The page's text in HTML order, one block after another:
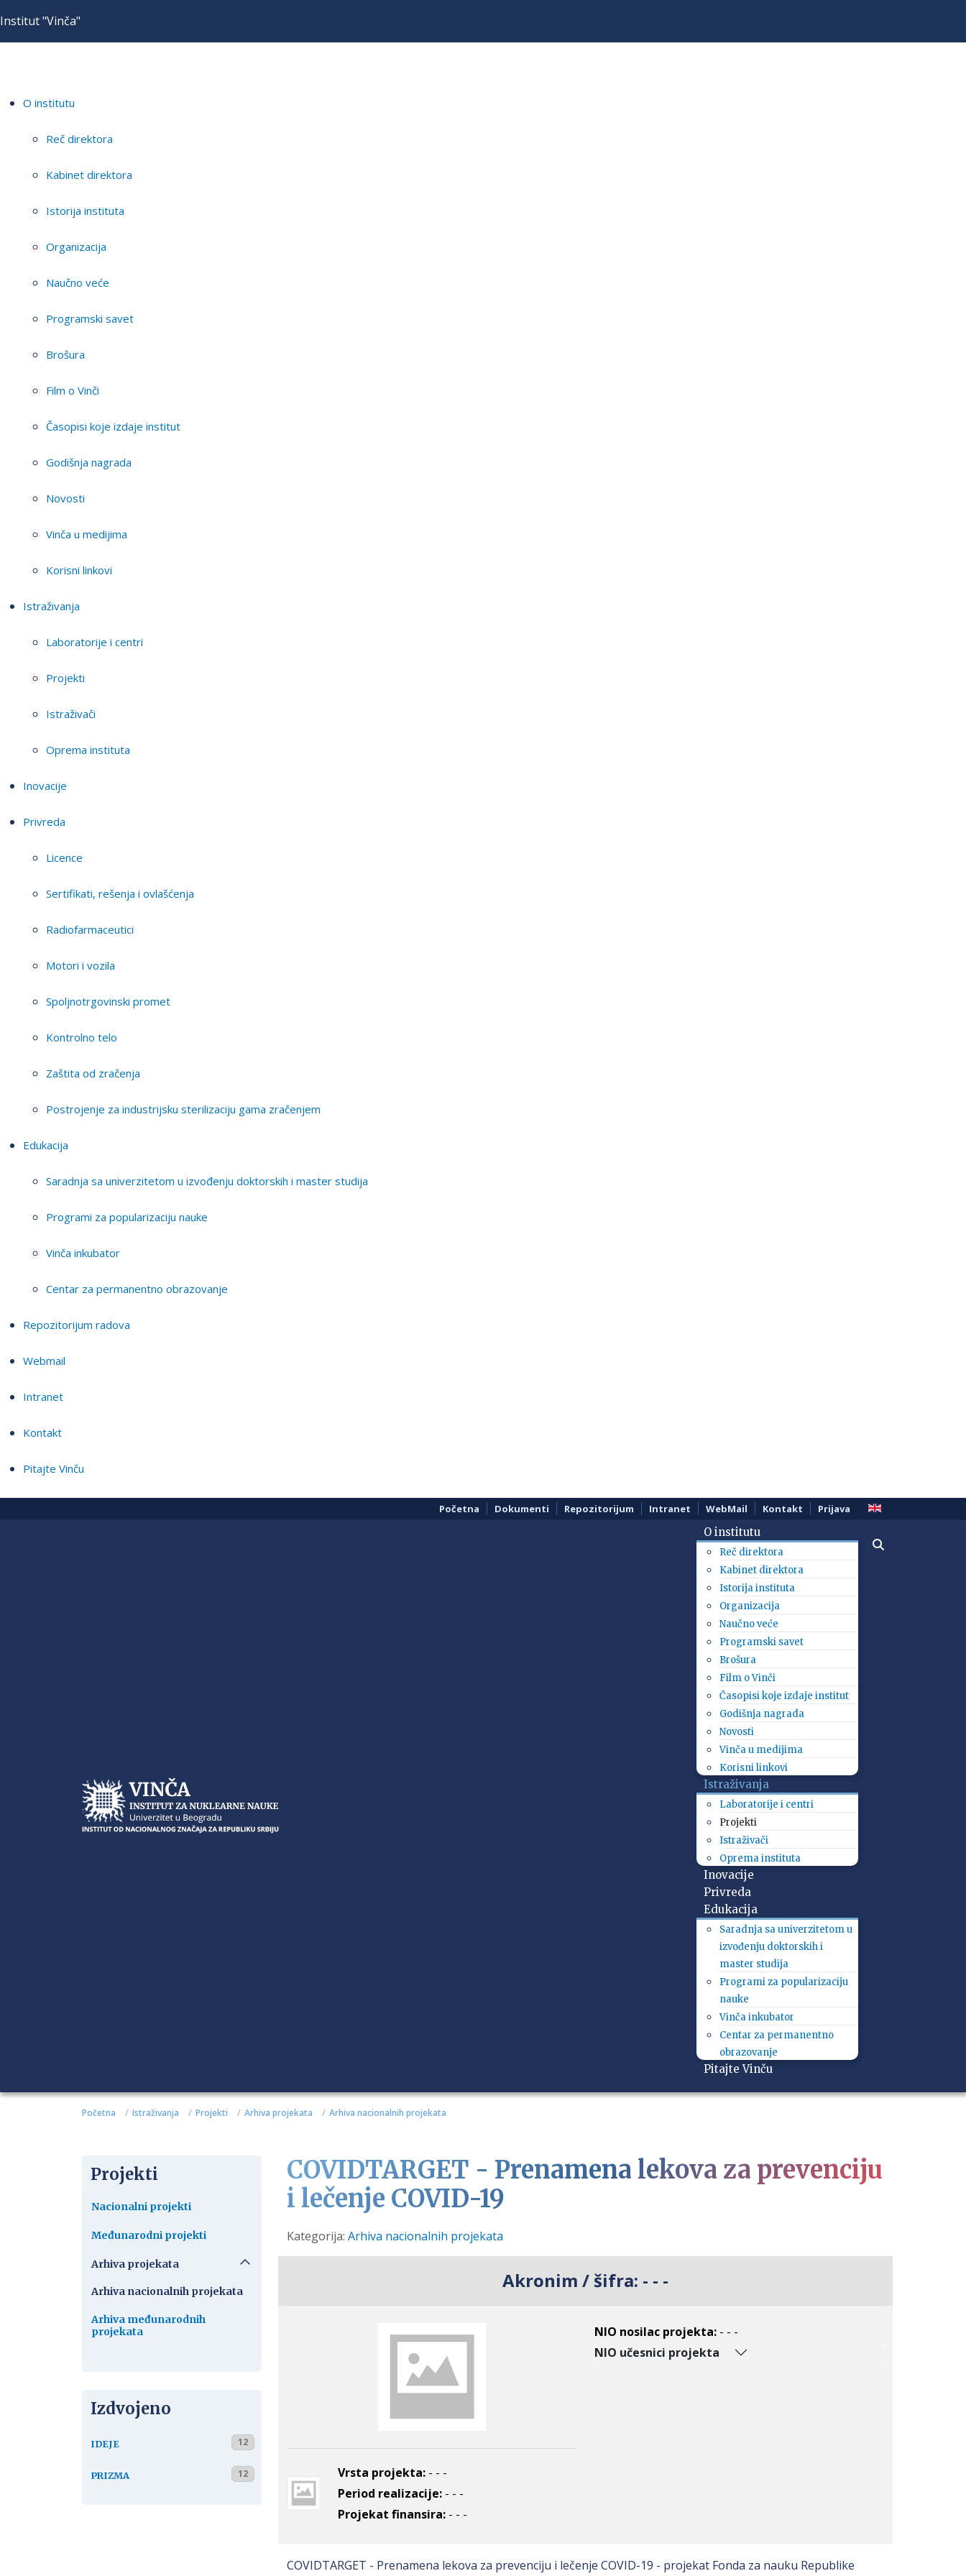
Institut "Vinča"
O institutu
Reč direktora
Kabinet direktora
Istorija instituta
Organizacija
Naučno veće
Programski savet
Brošura
Film o Vinči
Časopisi koje izdaje institut
Godišnja nagrada
Novosti
Vinča u medijima
Korisni linkovi
Istraživanja
Laboratorije i centri
Projekti
Istraživači
Oprema instituta
Inovacije
Privreda
Licence
Sertifikati, rešenja i ovlašćenja
Radiofarmaceutici
Motori i vozila
Spoljnotrgovinski promet
Kontrolno telo
Zaštita od zračenja
Postrojenje za industrijsku sterilizaciju gama zračenjem
Edukacija
Saradnja sa univerzitetom u izvođenju doktorskih i master studija
Programi za popularizaciju nauke
Vinča inkubator
Centar za permanentno obrazovanje
Repozitorijum radova
Webmail
Intranet
Kontakt
Pitajte Vinču
Početna Dokumenti Repozitorijum Intranet WebMail Kontakt Prijava
O institutu
Reč direktora
Kabinet direktora
Istorija instituta
Organizacija
Naučno veće
Programski savet
Brošura
Film o Vinči
Časopisi koje izdaje institut
Godišnja nagrada
Novosti
Vinča u medijima
Korisni linkovi
Istraživanja
Laboratorije i centri
Projekti
Istraživači
Oprema instituta
Inovacije
Privreda
Edukacija
Saradnja sa univerzitetom u
izvođenju doktorskih i
master studija
Programi za popularizaciju
nauke
Vinča inkubator
Centar za permanentno
obrazovanje
Pitajte Vinču
Početna Istraživanja Projekti Arhiva projekata Arhiva nacionalnih projekata
Projekti
Nacionalni projekti
Međunarodni projekti
Arhiva projekata
Arhiva nacionalnih projekata
Arhiva međunarodnih
projekata
Izdvojeno
IDEJE 12
PRIZMA 12
COVIDTARGET - Prenamena lekova za prevenciju
i lečenje COVID-19
Detalji
Kategorija: Arhiva nacionalnih projekata
Akronim / šifra: - - -
Vrsta projekta: - - -
Period realizacije: - - -
Projekat finansira: - - -
NIO nosilac projekta: - - -
NIO učesnici projekta
COVIDTARGET - Prenamena lekova za prevenciju i lečenje COVID-19 - projekat Fonda za nauku Republike